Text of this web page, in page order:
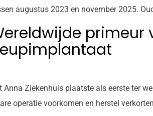
augustus 2023 en november 2025.
primeur
Anna Ziekenhuis plaatste als eerste ter
operatie voorkomen en herstel